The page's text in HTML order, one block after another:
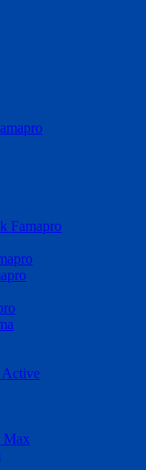
Famapro
Active
Max